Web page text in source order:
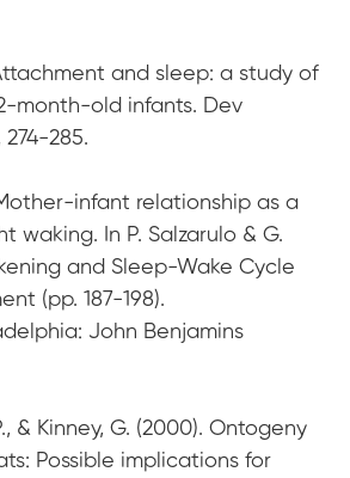
and sleep: a study of
month-old infants. Dev
274-285.
infant relationship as a
waking. In P. Salzarulo & G.
and Sleep-Wake Cycle
(pp. 187-198).
John Benjamins
& Kinney, G. (2000). Ontogeny
Possible implications for